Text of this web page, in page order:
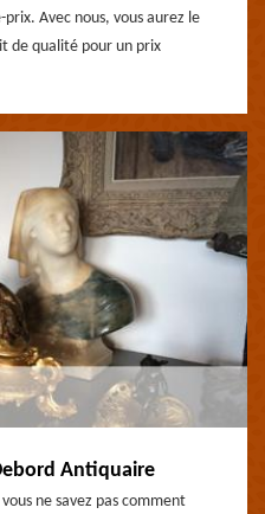
Avec nous, vous aurez le
de qualité pour un prix
Antiquaire
ne savez pas comment